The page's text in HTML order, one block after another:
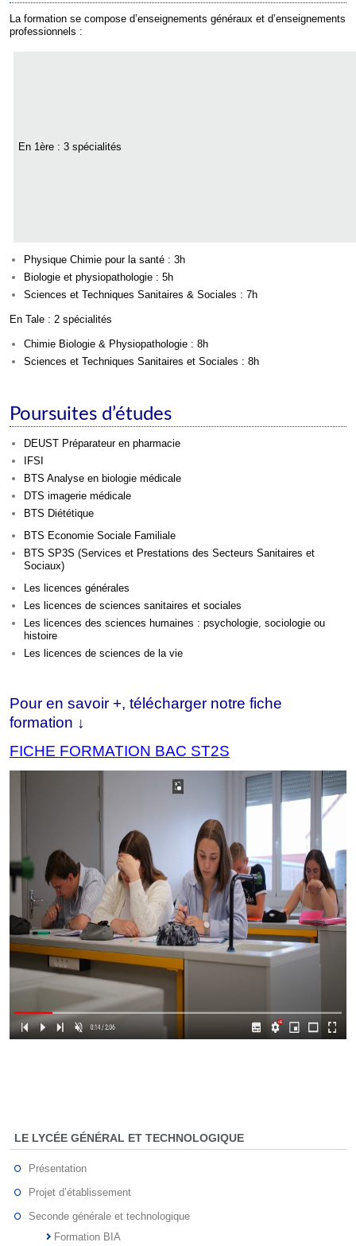
La formation se compose d’enseignements généraux et d’enseignements
professionnels :
En 1ère : 3 spécialités
Physique Chimie pour la santé : 3h
Biologie et physiopathologie : 5h
Sciences et Techniques Sanitaires & Sociales : 7h
En Tale : 2 spécialités
Chimie Biologie & Physiopathologie : 8h
Sciences et Techniques Sanitaires et Sociales : 8h
Poursuites d’études
DEUST Préparateur en pharmacie
IFSI
BTS Analyse en biologie médicale
DTS imagerie médicale
BTS Diététique
BTS Economie Sociale Familiale
BTS SP3S (Services et Prestations des Secteurs Sanitaires et
Sociaux)
Les licences générales
Les licences de sciences sanitaires et sociales
Les licences des sciences humaines : psychologie, sociologie ou
histoire
Les licences de sciences de la vie
Pour en savoir +, télécharger notre fiche
formation ↓
FICHE FORMATION BAC ST2S
LE LYCÉE GÉNÉRAL ET TECHNOLOGIQUE
Présentation
Projet d’établissement
Seconde générale et technologique
Formation BIA